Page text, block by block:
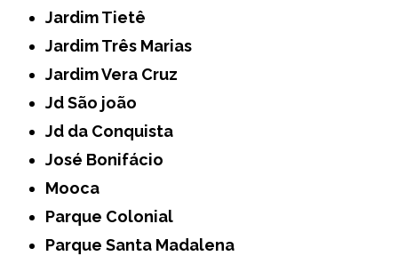
Jardim Tietê
Jardim Três Marias
Jardim Vera Cruz
Jd São joão
Jd da Conquista
José Bonifácio
Mooca
Parque Colonial
Parque Santa Madalena